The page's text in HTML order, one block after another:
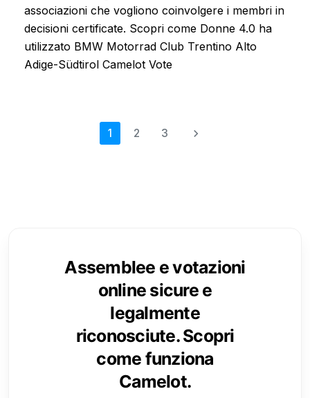
associazioni che vogliono coinvolgere i membri in
decisioni certificate. Scopri come Donne 4.0 ha
utilizzato BMW Motorrad Club Trentino Alto
Adige-Südtirol Camelot Vote
1 2 3
Assemblee e votazioni
online sicure e
legalmente
riconosciute. Scopri
come funziona
Camelot.